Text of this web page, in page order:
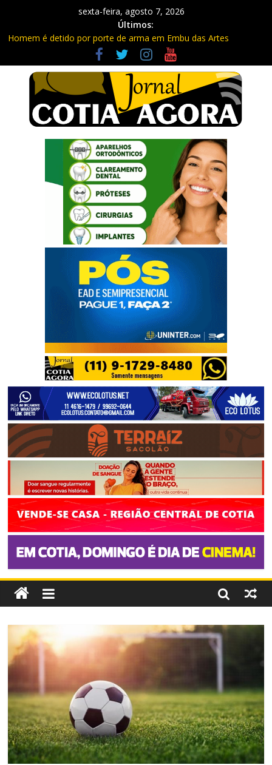
sexta-feira, agosto 7, 2026
Últimos:
Homem é detido por porte de arma em Embu das Artes
Carretas da Capacitação trazem cursos gratuitos para Cotia e
Vargem Grande
Traficante é preso com quase 400 porções de drogas no Jardim
Rosemeire
Radares de Cotia vão passar por manutenção e vias serão
interditadas